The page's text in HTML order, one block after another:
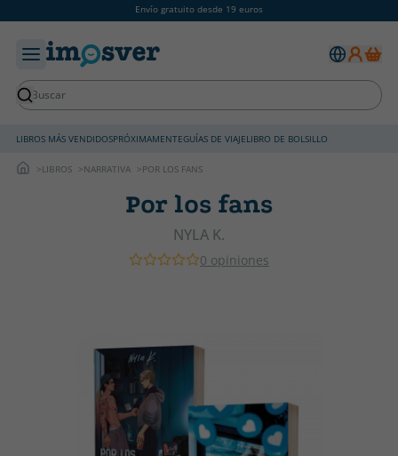
Envío gratuito desde 19 euros
LIBROS MÁS VENDIDOSPRÓXIMAMENTEGUÍAS DE VIAJELIBRO DE BOLSILLO
LIBROS NARRATIVA POR LOS FANS
Por los fans
NYLA K.
0 opiniones